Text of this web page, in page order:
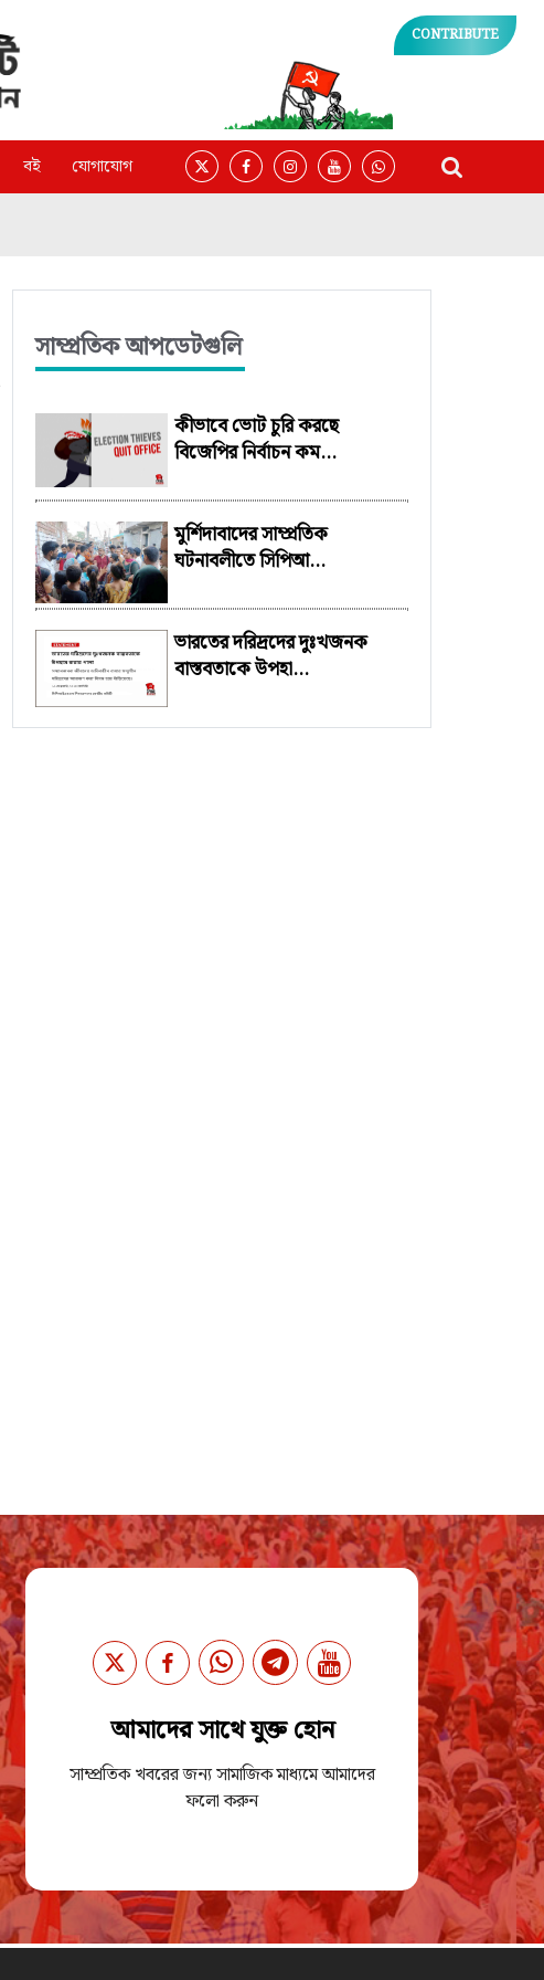
CONTRIBUTE
বই যোগাযোগ
সাম্প্রতিক আপডেটগুলি
কীভাবে ভোট চুরি করছে
বিজেপির নির্বাচন কম...
মুর্শিদাবাদের সাম্প্রতিক
ঘটনাবলীতে সিপিআ...
ভারতের দরিদ্রদের দুঃখজনক
বাস্তবতাকে উপহা...
আমাদের সাথে যুক্ত হোন
সাম্প্রতিক খবরের জন্য সামাজিক মাধ্যমে আমাদের
ফলো করুন